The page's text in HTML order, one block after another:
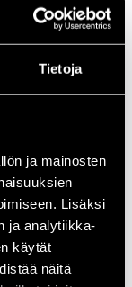
Tietoja
ja mainosten
Lisäksi
ja analytiikka-
käytät
näitä